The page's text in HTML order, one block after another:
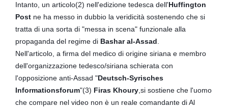
Intanto, un articolo(2) nell'edizione tedesca dell'Huffington
Post ne ha messo in dubbio la veridicità sostenendo che si
tratta di una sorta di "messa in scena" funzionale alla
propaganda del regime di Bashar al-Assad.
Nell'articolo, a firma del medico di origine siriana e membro
dell'organizzazione tedesco/siriana schierata con
l'opposizione anti-Assad "Deutsch-Syrisches
Informationsforum"(3) Firas Khoury,si sostiene che l'uomo
che compare nel video non è un reale comandante di Al